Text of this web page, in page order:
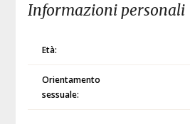
Informazioni personali
Età:
Orientamento
sessuale: